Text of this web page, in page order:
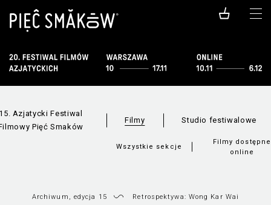
Azjatycki Festiwal
Pięć Smaków
Filmy
Wszystkie sekcje
Filmy dostępne
online
Studio festiwalowe
Archiwum, edycja 15 Retrospektywa: Wong Kar Wai